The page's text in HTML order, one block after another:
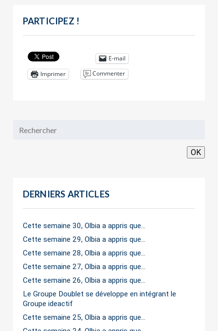
PARTICIPEZ !
E-mail
Imprimer
Commenter
OK
DERNIERS ARTICLES
Cette semaine 30, Olbia a appris que…
Cette semaine 29, Olbia a appris que…
Cette semaine 28, Olbia a appris que…
Cette semaine 27, Olbia a appris que…
Cette semaine 26, Olbia a appris que…
Le Groupe Doublet se développe en intégrant le
Groupe ideactif
Cette semaine 25, Olbia a appris que…